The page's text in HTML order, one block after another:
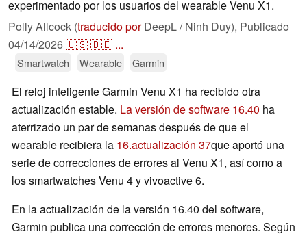
experimentado por los usuarios del wearable Venu X1.
Polly Allcock (traducido porDeepL / Ninh Duy), Publicado
04/14/2026🇺🇸🇩🇪 ...
Smartwatch Wearable Garmin
El reloj inteligente Garmin Venu X1 ha recibido otra
actualización estable. La versión de software 16.40 ha
aterrizado un par de semanas después de que el
wearable recibiera la 16.actualización 37que aportó una
serie de correcciones de errores al Venu X1, así como a
los smartwatches Venu 4 y vivoactive 6.
En la actualización de la versión 16.40 del software,
Garmin publica una corrección de errores menores. Según